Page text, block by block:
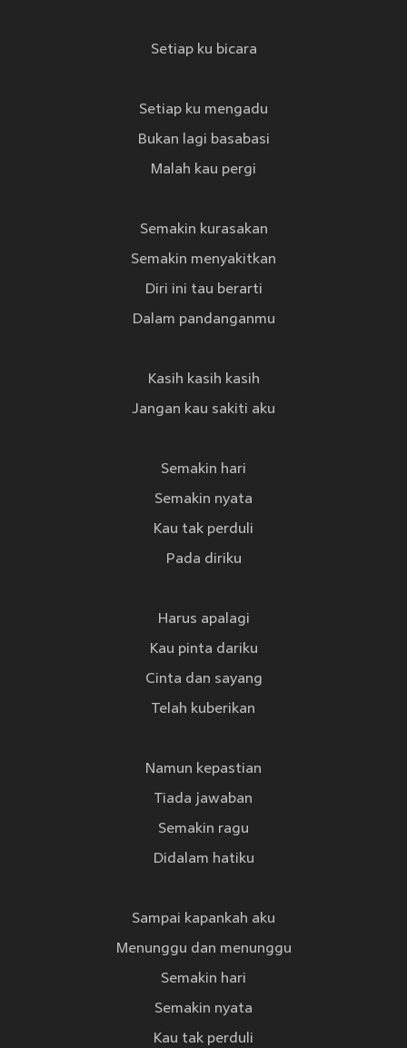
Setiap ku bicara
Setiap ku mengadu
Bukan lagi basabasi
Malah kau pergi
Semakin kurasakan
Semakin menyakitkan
Diri ini tau berarti
Dalam pandanganmu
Kasih kasih kasih
Jangan kau sakiti aku
Semakin hari
Semakin nyata
Kau tak perduli
Pada diriku
Harus apalagi
Kau pinta dariku
Cinta dan sayang
Telah kuberikan
Namun kepastian
Tiada jawaban
Semakin ragu
Didalam hatiku
Sampai kapankah aku
Menunggu dan menunggu
Semakin hari
Semakin nyata
Kau tak perduli